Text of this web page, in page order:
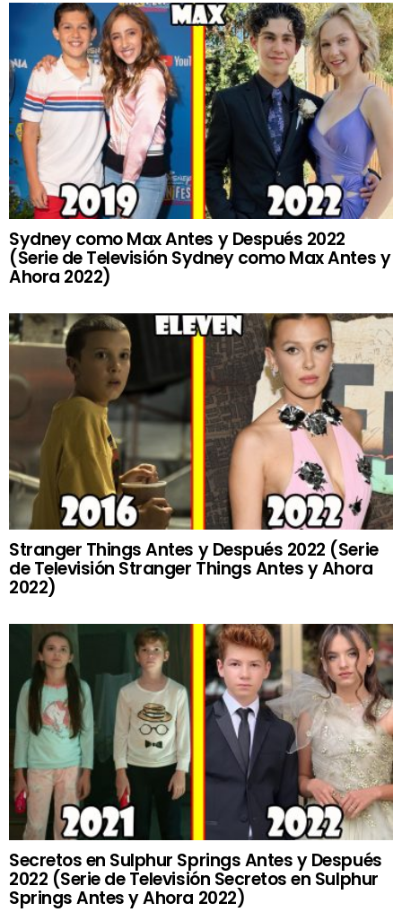
Sydney como Max Antes y Después 2022
(Serie de Televisión Sydney como Max Antes y
Ahora 2022)
Stranger Things Antes y Después 2022 (Serie
de Televisión Stranger Things Antes y Ahora
2022)
Secretos en Sulphur Springs Antes y Después
2022 (Serie de Televisión Secretos en Sulphur
Springs Antes y Ahora 2022)